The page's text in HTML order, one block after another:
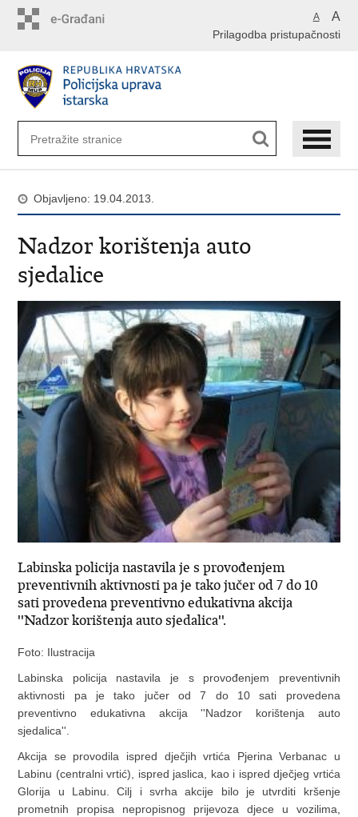
A A
Prilagodba pristupačnosti
Objavljeno: 19.04.2013.
Nadzor korištenja auto
sjedalice
Labinska policija nastavila je s provođenjem
preventivnih aktivnosti pa je tako jučer od 7 do 10
sati provedena preventivno edukativna akcija
''Nadzor korištenja auto sjedalica''.
Foto: Ilustracija
Labinska policija nastavila je s provođenjem preventivnih
aktivnosti pa je tako jučer od 7 do 10 sati provedena
preventivno edukativna akcija ''Nadzor korištenja auto
sjedalica''.
Akcija se provodila ispred dječjih vrtića Pjerina Verbanac u
Labinu (centralni vrtić), ispred jaslica, kao i ispred dječjeg vrtića
Glorija u Labinu. Cilj i svrha akcije bilo je utvrditi kršenje
prometnih propisa nepropisnog prijevoza djece u vozilima,